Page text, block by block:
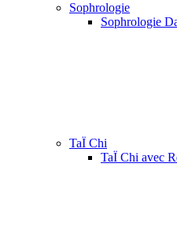
Sophrologie
Sophrologie
TaÏ Chi
TaÏ Chi avec